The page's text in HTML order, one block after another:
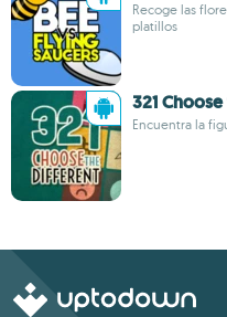
Recoge las
platillos
321
Encuentra la